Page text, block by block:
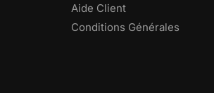
Aide Client
Conditions Générales